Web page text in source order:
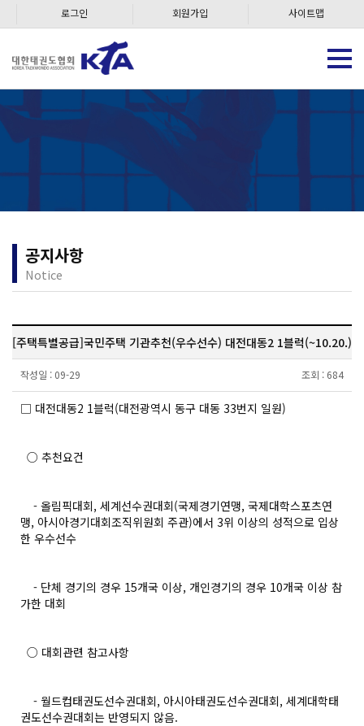
로그인 회원가입 사이트맵
공지사항
Notice
[주택특별공급]국민주택 기관추천(우수선수) 대전대동2 1블럭(~10.20.)
작성일 : 09-29 조회 : 684
□ 대전대동2 1블럭(대전광역시 동구 대동 33번지 일원)
○ 추천요건
- 올림픽대회, 세계선수권대회(국제경기연맹, 국제대학스포츠연
맹, 아시아경기대회조직위원회 주관)에서 3위 이상의 성적으로 입상
한 우수선수
- 단체 경기의 경우 15개국 이상, 개인경기의 경우 10개국 이상 참
가한 대회
○ 대회관련 참고사항
- 월드컵태권도선수권대회, 아시아태권도선수권대회, 세계대학태
권도선수권대회는 반영되지 않음.